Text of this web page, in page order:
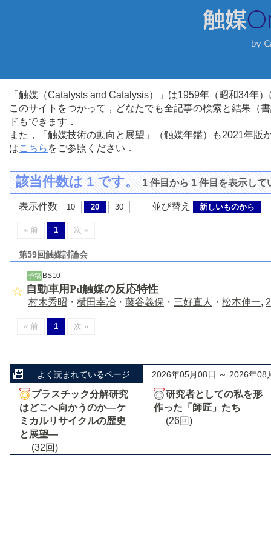
「触媒（Catalysts and Catalysis）」は1959年（昭和34年
このサイトをつかって，どなたでも全記事の検索と結果（
ドもできます．
また，「触媒技術の動向と展望」（触媒年鑑）も2021年
はこちら をご参照ください．
該当件数は 1 です。1 件目から 1 件目を表示して
表示件数 10 20 30 並び替え 新しいものから
« 前 1 次 »
第59回触媒討論会
予稿 BS10
自動車用Pd触媒の反応特性
村木秀昭 ・ 横田幸冶 ・ 藤谷義保 ・ 三好直人 ・ 松本伸一,
« 前 1 次 »
よく読まれているページ 2026年05月08日 ～ 2026年08
プラスチック分解研究
はどこへ向かうのか―ケ
ミカルリサイクルの歴史
と展望―
(32回)
研究者としての私を形
作った「師匠」たち
(26回)